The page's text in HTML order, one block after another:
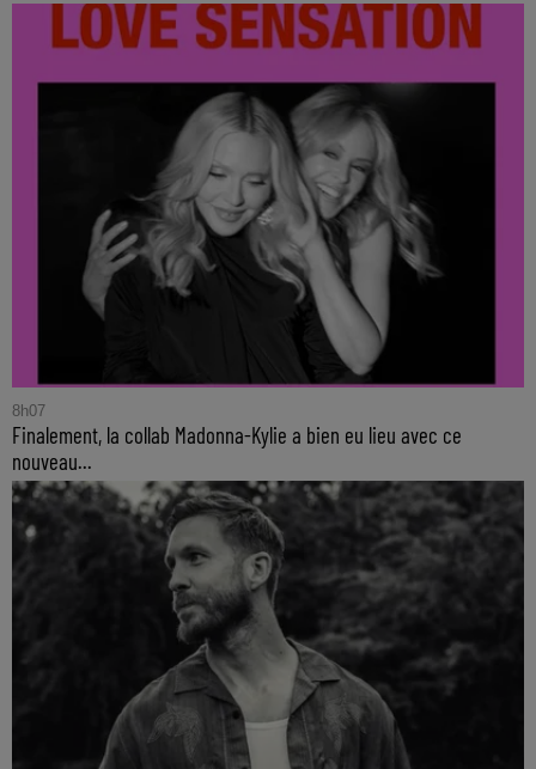
8h07
Finalement, la collab Madonna-Kylie a bien eu lieu avec ce
nouveau...